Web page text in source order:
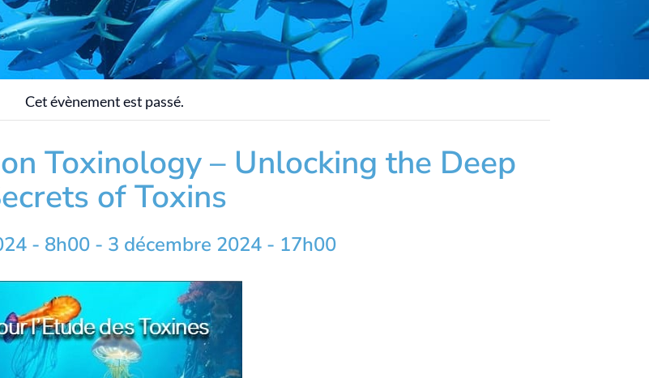
Cet évènement est passé.
Toxinology – Unlocking the Deep
of Toxins
- 8h00 - 3 décembre 2024 - 17h00